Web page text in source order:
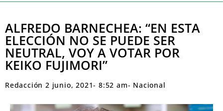
ALFREDO BARNECHEA: “EN ESTA
ELECCIÓN NO SE PUEDE SER
NEUTRAL, VOY A VOTAR POR
KEIKO FUJIMORI”
Redacción 2 junio, 2021- 8:52 am- Nacional